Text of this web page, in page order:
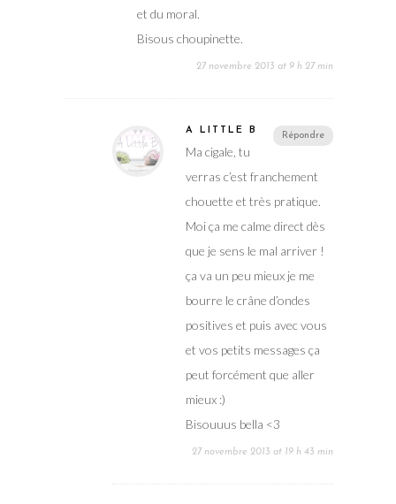
et du moral.
Bisous choupinette.
27 novembre 2013 at 9 h 27 min
Répondre
A LITTLE B
Ma cigale, tu
verras c’est franchement
chouette et très pratique.
Moi ça me calme direct dès
que je sens le mal arriver !
ça va un peu mieux je me
bourre le crâne d’ondes
positives et puis avec vous
et vos petits messages ça
peut forcément que aller
mieux :)
Bisouuus bella <3
27 novembre 2013 at 19 h 43 min